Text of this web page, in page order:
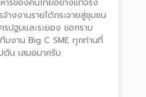
รของคนไทยอย่างแท้จริง
จ้างงานรายได้กระจายสู่ชุมชน
ปฐมและระยอง ขอกราบ
งาน Big C SME ทุกท่านที่
น เสมอมาครับ